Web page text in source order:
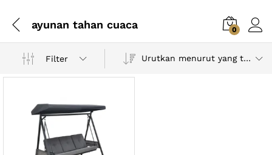
ayunan tahan cuaca 0
Filter Urutkan menurut yang terbaru